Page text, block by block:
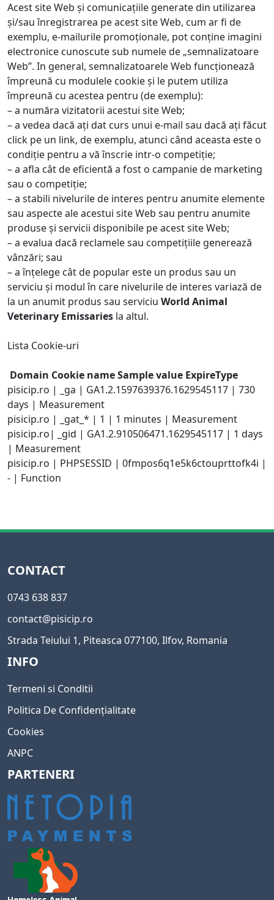
Acest site Web și comunicațiile generate din utilizarea
și/sau înregistrarea pe acest site Web, cum ar fi de
exemplu, e-mailurile promoționale, pot conține imagini
electronice cunoscute sub numele de „semnalizatoare
Web”. In general, semnalizatoarele Web funcționează
împreună cu modulele cookie și le putem utiliza
împreună cu acestea pentru (de exemplu):
– a număra vizitatorii acestui site Web;
– a vedea dacă ați dat curs unui e-mail sau dacă ați făcut
click pe un link, de exemplu, atunci când aceasta este o
condiție pentru a vă înscrie intr-o competiție;
– a afla cât de eficientă a fost o campanie de marketing
sau o competiție;
– a stabili nivelurile de interes pentru anumite elemente
sau aspecte ale acestui site Web sau pentru anumite
produse și servicii disponibile pe acest site Web;
– a evalua dacă reclamele sau competițiile generează
vânzări; sau
– a înțelege cât de popular este un produs sau un
serviciu și modul în care nivelurile de interes variază de
la un anumit produs sau serviciu World Animal
Veterinary Emissaries la altul.
Lista Cookie-uri
Domain Cookie name Sample value ExpireType
pisicip.ro | _ga | GA1.2.1597639376.1629545117 | 730
days | Measurement
pisicip.ro | _gat_* | 1 | 1 minutes | Measurement
pisicip.ro| _gid | GA1.2.910506471.1629545117 | 1 days
| Measurement
pisicip.ro | PHPSESSID | 0fmpos6q1e5k6ctouprttofk4i |
- | Function
CONTACT
0743 638 837
contact@pisicip.ro
Strada Teiului 1, Piteasca 077100, Ilfov, Romania
INFO
Termeni si Conditii
Politica De Confidențialitate
Cookies
ANPC
PARTENERI